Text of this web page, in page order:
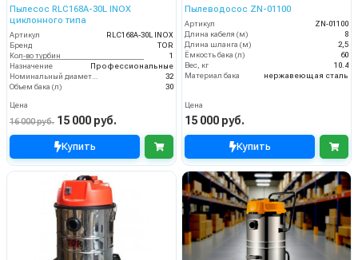
Пылесос RLC168A-30L INOX
циклонного типа
Артикул
RLC168A-30L INOX
Бренд
TOR
Кол-во турбин
1
Назначение
Профессиональные
32
Объем бака (л)
30
Цена
16 000 руб. 15 000 руб.
Купить
Пылеводосос ZN-01100
Артикул
ZN-01100
Длина кабеля (м)
8
Длина шланга (м)
2,5
Ёмкость бака (л)
60
Вес, кг
10.4
Материал бака
нержавеющая сталь
Цена
15 000 руб.
Купить